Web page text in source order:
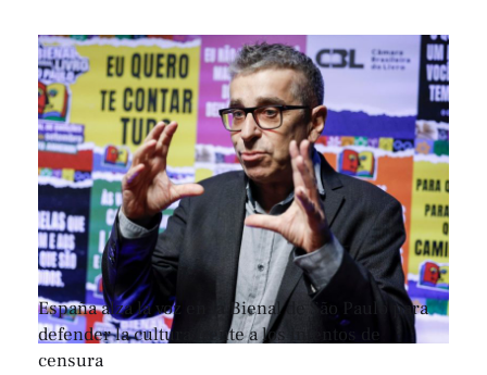
España alza la voz en la Bienal de São Paulo para
defender la cultura frente a los intentos de
censura